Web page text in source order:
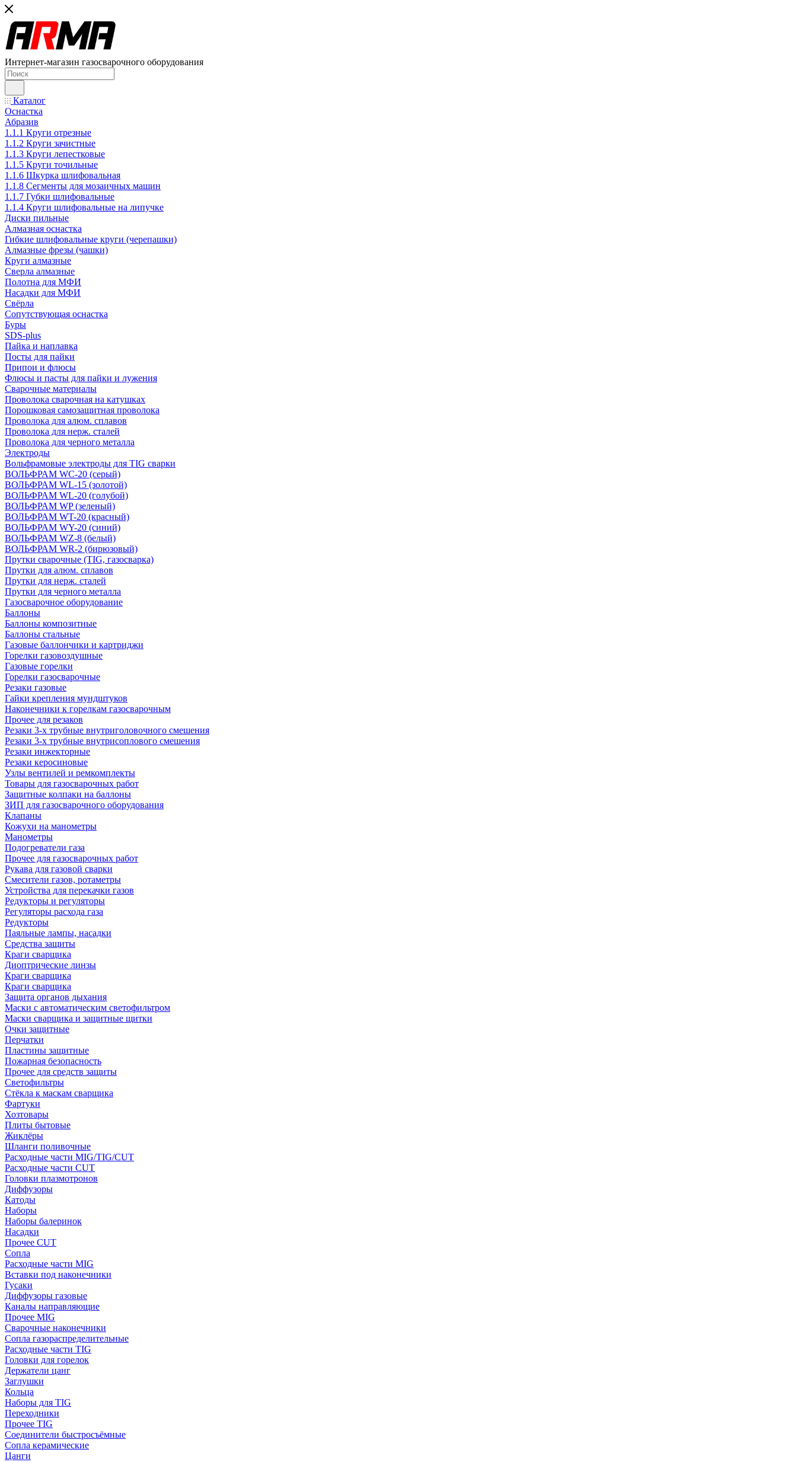
Интернет-магазин газосварочного оборудования
Каталог
Оснастка
Абразив
1.1.1 Круги отрезные
1.1.2 Круги зачистные
1.1.3 Круги лепестковые
1.1.5 Круги точильные
1.1.6 Шкурка шлифовальная
1.1.8 Сегменты для мозаичных машин
1.1.7 Губки шлифовальные
1.1.4 Круги шлифовальные на липучке
Диски пильные
Алмазная оснастка
Гибкие шлифовальные круги (черепашки)
Алмазные фрезы (чашки)
Круги алмазные
Сверла алмазные
Полотна для МФИ
Насадки для МФИ
Свёрла
Сопутствующая оснастка
Буры
SDS-plus
Пайка и наплавка
Посты для пайки
Припои и флюсы
Флюсы и пасты для пайки и лужения
Сварочные материалы
Проволока сварочная на катушках
Порошковая самозащитная проволока
Проволока для алюм. сплавов
Проволока для нерж. сталей
Проволока для черного металла
Электроды
Вольфрамовые электроды для TIG сварки
ВОЛЬФРАМ WC-20 (серый)
ВОЛЬФРАМ WL-15 (золотой)
ВОЛЬФРАМ WL-20 (голубой)
ВОЛЬФРАМ WP (зеленый)
ВОЛЬФРАМ WT-20 (красный)
ВОЛЬФРАМ WY-20 (синий)
ВОЛЬФРАМ WZ-8 (белый)
ВОЛЬФРАМ WR-2 (бирюзовый)
Прутки сварочные (TIG, газосварка)
Прутки для алюм. сплавов
Прутки для нерж. сталей
Прутки для черного металла
Газосварочное оборудование
Баллоны
Баллоны композитные
Баллоны стальные
Газовые баллончики и картриджи
Горелки газовоздушные
Газовые горелки
Горелки газосварочные
Резаки газовые
Гайки крепления мундштуков
Наконечники к горелкам газосварочным
Прочее для резаков
Резаки 3-х трубные внутриголовочного смешения
Резаки 3-х трубные внутрисоплового смешения
Резаки инжекторные
Резаки керосиновые
Узлы вентилей и ремкомплекты
Товары для газосварочных работ
Защитные колпаки на баллоны
ЗИП для газосварочного оборудования
Клапаны
Кожухи на манометры
Манометры
Подогреватели газа
Прочее для газосварочных работ
Рукава для газовой сварки
Смесители газов, ротаметры
Устройства для перекачки газов
Редукторы и регуляторы
Регуляторы расхода газа
Редукторы
Паяльные лампы, насадки
Средства защиты
Краги сварщика
Диоптрические линзы
Краги сварщика
Краги сварщика
Защита органов дыхания
Маски с автоматическим светофильтром
Маски сварщика и защитные щитки
Очки защитные
Перчатки
Пластины защитные
Пожарная безопасность
Прочее для средств защиты
Светофильтры
Стёкла к маскам сварщика
Фартуки
Хозтовары
Плиты бытовые
Жиклёры
Шланги поливочные
Расходные части MIG/TIG/CUT
Расходные части CUT
Головки плазмотронов
Диффузоры
Катоды
Наборы
Наборы балеринок
Насадки
Прочее CUT
Сопла
Расходные части MIG
Вставки под наконечники
Гусаки
Диффузоры газовые
Каналы направляющие
Прочее MIG
Сварочные наконечники
Сопла газораспределительные
Расходные части TIG
Головки для горелок
Держатели цанг
Заглушки
Кольца
Наборы для TIG
Переходники
Прочее TIG
Соединители быстросъёмные
Сопла керамические
Цанги